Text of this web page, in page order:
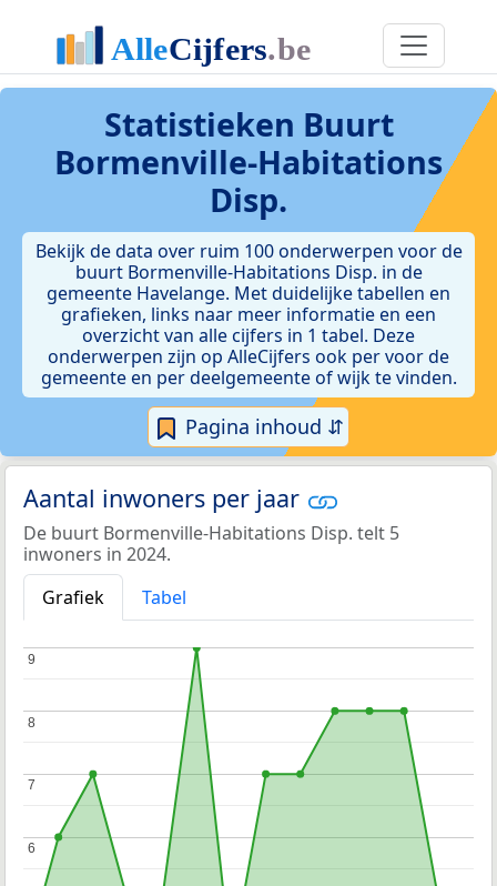
Statistieken Buurt
Bormenville-Habitations
Disp.
Bekijk de data over ruim 100 onderwerpen voor de
buurt Bormenville-Habitations Disp. in de
gemeente Havelange. Met duidelijke tabellen en
grafieken, links naar meer informatie en een
overzicht van alle cijfers in 1 tabel. Deze
onderwerpen zijn op AlleCijfers ook per voor de
gemeente en per deelgemeente of wijk te vinden.
Pagina inhoud ⇵
Aantal inwoners per jaar
De buurt Bormenville-Habitations Disp. telt 5
inwoners in 2024.
Grafiek
Tabel
6
6
7
7
8
8
9
9